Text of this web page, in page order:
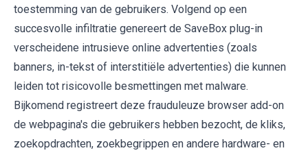
toestemming van de gebruikers. Volgend op een
succesvolle infiltratie genereert de SaveBox plug-in
verscheidene intrusieve online advertenties (zoals
banners, in-tekst of interstitiële advertenties) die kunnen
leiden tot risicovolle besmettingen met malware.
Bijkomend registreert deze frauduleuze browser add-on
de webpagina's die gebruikers hebben bezocht, de kliks,
zoekopdrachten, zoekbegrippen en andere hardware- en